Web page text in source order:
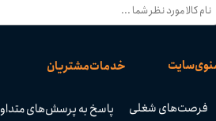
خدمات مشتریان
پاسخ به پرسش‌های
سایت
فرصت‌های شغلی